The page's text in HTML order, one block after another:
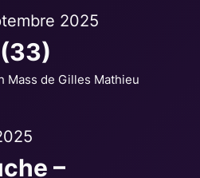
2025
Mass de Gilles Mathieu
–